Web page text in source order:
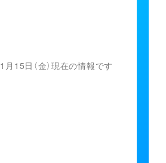
15日（金）現在の情報です